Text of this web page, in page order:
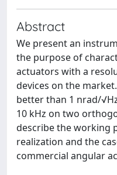
Abstract
We present an
the purpose of
actuators with a
devices on the
better than 1 nrad/
10 kHz on two
describe the working
realization and the
commercial angular